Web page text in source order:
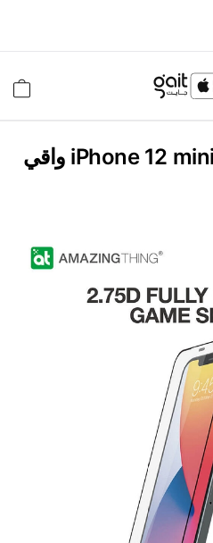
أميزينج ثينجز iPhone 12 mini 2.75D واقي